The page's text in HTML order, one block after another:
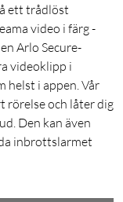
ett trådlöst
video i färg -
Arlo Secure-
videoklipp i
helst i appen. Vår
rörelse och låter dig
Den kan även
inbrottslarmet